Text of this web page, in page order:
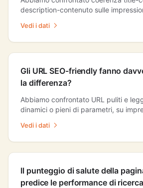
description-contenuto sulle
Vedi i dati
Gli URL SEO-friendly fanno
la differenza?
Abbiamo confrontato URL puliti e
dinamici o pieni di parametri, su
Vedi i dati
Il punteggio di salute della
predice le performance di